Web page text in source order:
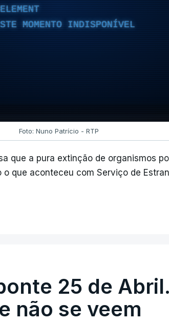
MOMENTO INDISPONÍVEL
Foto: Nuno Patrício - RTP
que a pura extinção de organismos
o que aconteceu com Serviço de
25 de Abril.
não se veem